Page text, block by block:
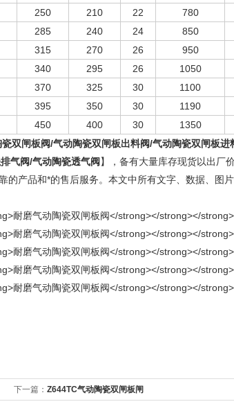
250 210 22 780
285 240 24 850
315 270 26 950
340 295 26 1050
370 325 30 1100
395 350 30 1190
450 400 30 1350
双闸板阀/气动陶瓷双闸板出料阀/气动陶瓷双闸板进
气阀/气动陶瓷透气阀 】，备有大量库存现货以出厂
产品和*的售后服务。本文中所有文字、数据、图片
下一篇： Z644TC气动陶瓷双闸板闸